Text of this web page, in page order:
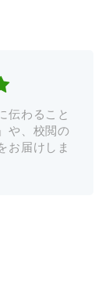
伝わること
や、校閲の
お届けしま